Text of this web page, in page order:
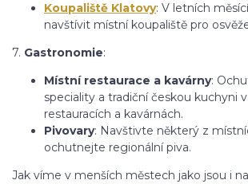
Koupaliště Klatovy: V letních
navštívit místní koupaliště pro
7. Gastronomie:
Místní restaurace a kavárny:
speciality a tradiční českou kuchyni
restauracích a kavárnách.
Pivovary: Navštivte některý z
ochutnejte regionální piva.
Jak víme v menších městech jako jsou i